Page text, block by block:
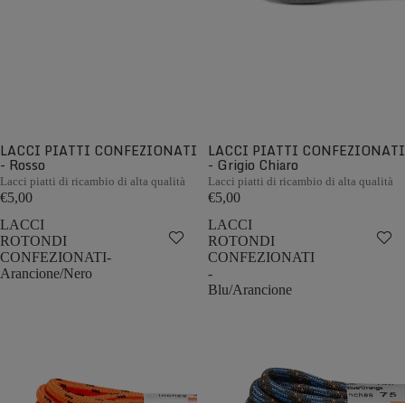
LACCI PIATTI CONFEZIONATI
- Rosso
Lacci piatti di ricambio di alta qualità
€5,00
LACCI PIATTI CONFEZIONATI
- Grigio Chiaro
Lacci piatti di ricambio di alta qualità
€5,00
LACCI
ROTONDI
CONFEZIONATI-
Arancione/Nero
LACCI
ROTONDI
CONFEZIONATI
-
Blu/Arancione